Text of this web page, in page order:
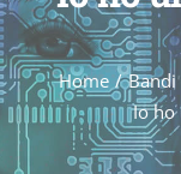
Home
Io ho